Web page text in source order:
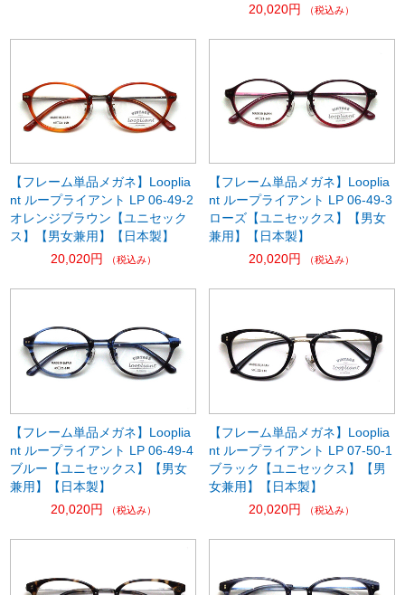
20,020円 （税込み）
【フレーム単品メガネ】Looplia
nt ループライアント LP 06-49-2
オレンジブラウン【ユニセック
ス】【男女兼用】【日本製】
20,020円
（税込み）
【フレーム単品メガネ】Looplia
nt ループライアント LP 06-49-3
ローズ【ユニセックス】【男女
兼用】【日本製】
20,020円
（税込み）
【フレーム単品メガネ】Looplia
nt ループライアント LP 06-49-4
ブルー【ユニセックス】【男女
兼用】【日本製】
20,020円
（税込み）
【フレーム単品メガネ】Looplia
nt ループライアント LP 07-50-1
ブラック【ユニセックス】【男
女兼用】【日本製】
20,020円
（税込み）